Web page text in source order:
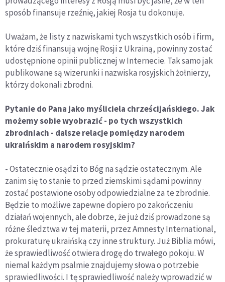
sposób finansuje rzeźnię, jakiej Rosja tu dokonuje.
Uważam, że listy z nazwiskami tych wszystkich osób i firm,
które dziś finansują wojnę Rosji z Ukrainą, powinny zostać
udostępnione opinii publicznej w Internecie. Tak samo jak
publikowane są wizerunki i nazwiska rosyjskich żołnierzy,
którzy dokonali zbrodni.
Pytanie do Pana jako myśliciela chrześcijańskiego. Jak
możemy sobie wyobrazić - po tych wszystkich
zbrodniach - dalsze relacje pomiędzy narodem
ukraińskim a narodem rosyjskim?
- Ostatecznie osądzi to Bóg na sądzie ostatecznym. Ale
zanim się to stanie to przed ziemskimi sądami powinny
zostać postawione osoby odpowiedzialne za te zbrodnie.
Będzie to możliwe zapewne dopiero po zakończeniu
działań wojennych, ale dobrze, że już dziś prowadzone są
różne śledztwa w tej materii, przez Amnesty International,
prokuraturę ukraińską czy inne struktury. Już Biblia mówi,
że sprawiedliwość otwiera drogę do trwałego pokoju. W
niemal każdym psalmie znajdujemy słowa o potrzebie
sprawiedliwości. I tę sprawiedliwość należy wprowadzić w